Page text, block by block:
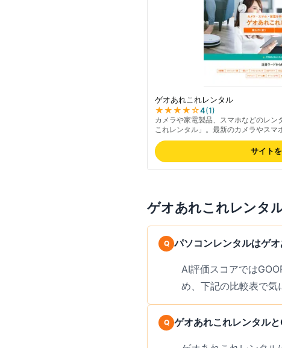
ゲオあれこれレンタル
★★★★☆4(1)
カメラや家電製品、スマホなどのレ
これレンタル」。最新のカメラやスマ
得にレンタルして利用したり試したり
サイト
ゲオあれこれレンタ
パソコンレンタルはゲ
AI評価スコアでは
め、下記の比較表で気
ゲオあれこれレンタル